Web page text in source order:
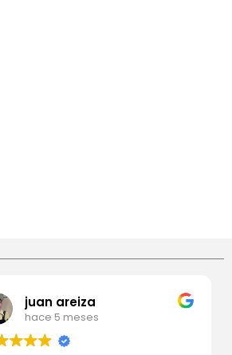
juan areiza
hace 5 meses